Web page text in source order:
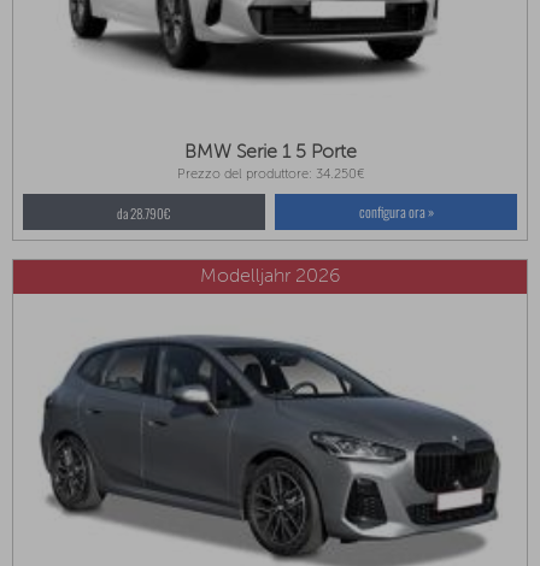
BMW Serie 1 5 Porte
Prezzo del produttore: 34.250€
da 28.790€ configura ora »
Modelljahr 2026